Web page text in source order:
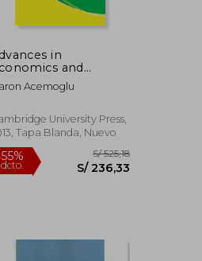
in
and
3
Paperback
and
Volume
Society
Acemoglu
University Press,
Tapa Blanda, Nuevo